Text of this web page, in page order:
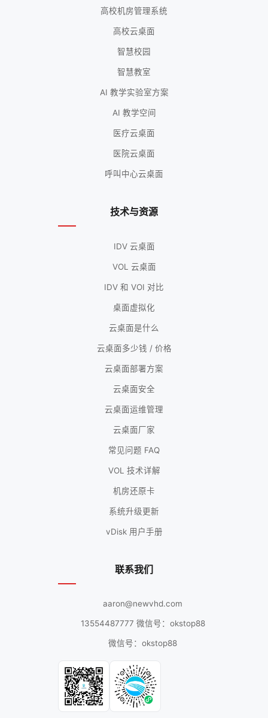
高校机房管理系统
高校云桌面
智慧校园
智慧教室
AI 教学实验室方案
AI 教学空间
医疗云桌面
医院云桌面
呼叫中心云桌面
技术与资源
IDV 云桌面
VOL 云桌面
IDV 和 VOI 对比
桌面虚拟化
云桌面是什么
云桌面多少钱 / 价格
云桌面部署方案
云桌面安全
云桌面运维管理
云桌面厂家
常见问题 FAQ
VOL 技术详解
机房还原卡
系统升级更新
vDisk 用户手册
联系我们
aaron@newvhd.com
13554487777 微信号：okstop88
微信号：okstop88